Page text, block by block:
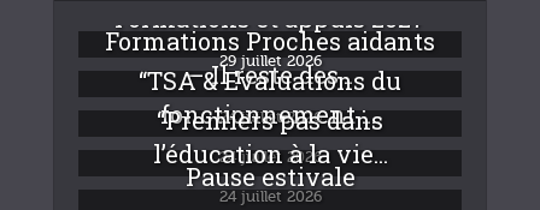
Formations et appuis 2027
29 juillet 2026
Formations Proches aidants
– Il reste des...
24 juillet 2026
“TSA & Evaluations du
fonctionnement :...
24 juillet 2026
“Premiers pas dans
l’éducation à la vie...
24 juillet 2026
Pause estivale